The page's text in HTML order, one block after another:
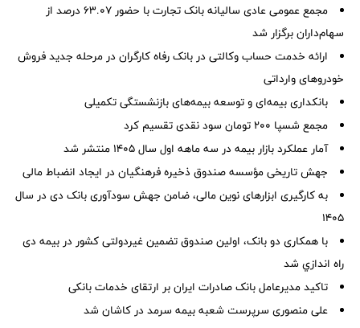
مجمع عمومی عادی سالیانه بانک تجارت با حضور ۶۳.۰۷ درصد از
سهام‌داران برگزار شد
ارائه خدمت حساب وکالتی در بانک رفاه کارگران در مرحله جدید فروش
خودروهای وارداتی
بانکداری بیمه‌ای و توسعه بیمه‌های بازنشستگی تکمیلی
مجمع شسپا 200 تومان سود نقدی تقسیم کرد
آمار عملكرد بازار بیمه در سه ماهه اول سال 1405 منتشر شد
جهش تاریخی مؤسسه صندوق ذخیره فرهنگیان در ایجاد انضباط مالی
به کارگیری ابزارهای نوین مالی، ضامن جهش سودآوری بانک دی در سال
۱۴۰۵
با همکاری دو بانک، اولین صندوق تضمین غیردولتی کشور در بیمه دی
راه اندازي شد
تاکید مدیرعامل بانک صادرات ایران بر ارتقای خدمات بانکی
علی منصوری سرپرست شعبه بیمه سرمد در کاشان شد